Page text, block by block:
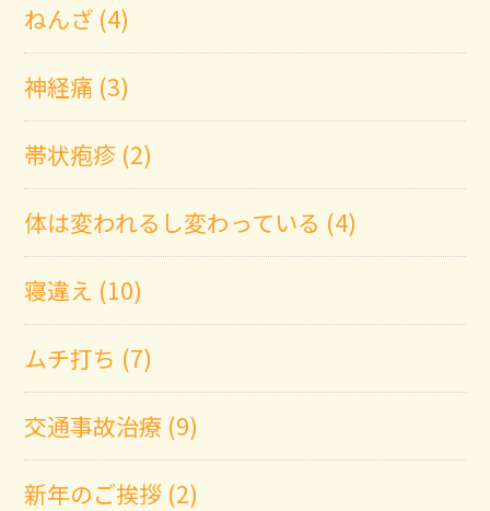
ねんざ (4)
神経痛 (3)
帯状疱疹 (2)
体は変われるし変わっている (4)
寝違え (10)
ムチ打ち (7)
交通事故治療 (9)
新年のご挨拶 (2)